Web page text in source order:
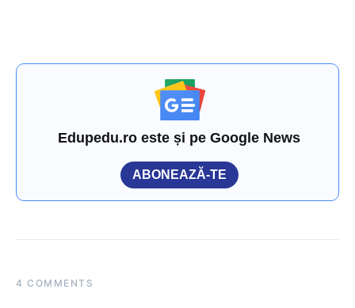
Edupedu.ro este și pe Google News
ABONEAZĂ-TE
4 COMMENTS